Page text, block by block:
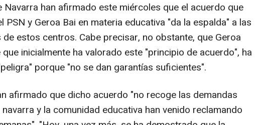
Navarra han afirmado este miércoles que el acuerdo que
PSN y Geroa Bai en materia educativa "da la espalda" a las
estos centros. Cabe precisar, no obstante, que Geroa
que inicialmente ha valorado este "principio de acuerdo", ha
porque "no se dan garantías suficientes".
afirmado que dicho acuerdo "no recoge las demandas
y la comunidad educativa han venido reclamando